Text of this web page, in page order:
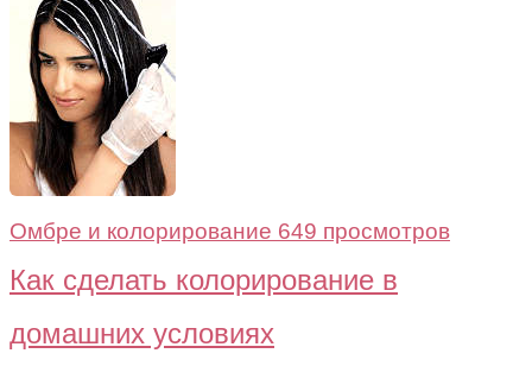
Омбре и колорирование 649 просмотров
Как сделать колорирование в
домашних условиях